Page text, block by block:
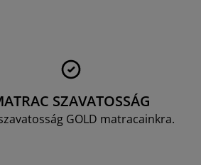
SZAVATOSSÁG
GOLD matracainkra.